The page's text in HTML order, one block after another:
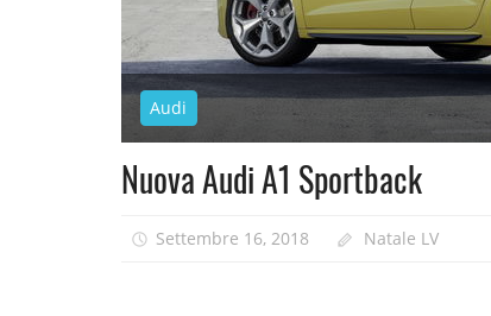
Audi
Nuova Audi A1 Sportback
Settembre 16, 2018 Natale LV